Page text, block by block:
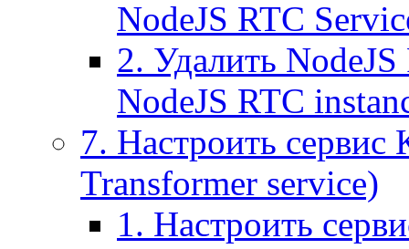
NodeJS RTC
2. Удалить
NodeJS RTC
7. Настроить
Transformer service)
1. Настроить